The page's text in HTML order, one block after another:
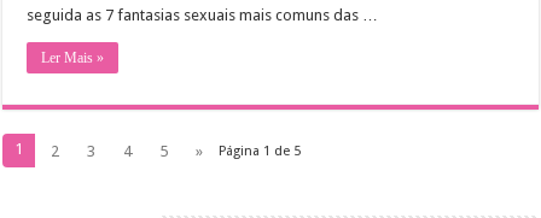
seguida as 7 fantasias sexuais mais comuns das …
Ler Mais »
Página 1 de 5
1 2 3 4 5 »